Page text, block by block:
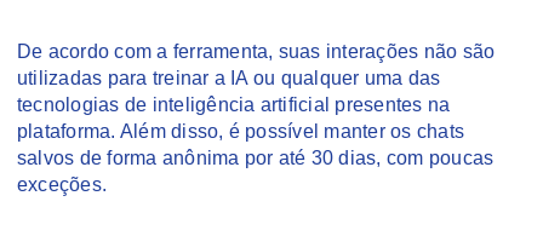
De acordo com a ferramenta, suas interações não são
utilizadas para treinar a IA ou qualquer uma das
tecnologias de inteligência artificial presentes na
plataforma. Além disso, é possível manter os chats
salvos de forma anônima por até 30 dias, com poucas
exceções.